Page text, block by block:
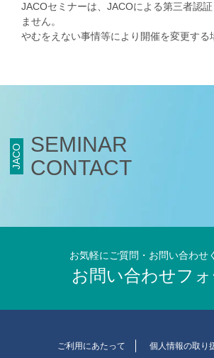
JACOセミナーは、JACOによる第三者認
ません。
やむをえない事情等により開催を変更する
JACO SEMINAR
CONTACT
お気軽にご質問・お問い合わせ
お問い合わせフ
ご利用にあたって 個人情報の取り